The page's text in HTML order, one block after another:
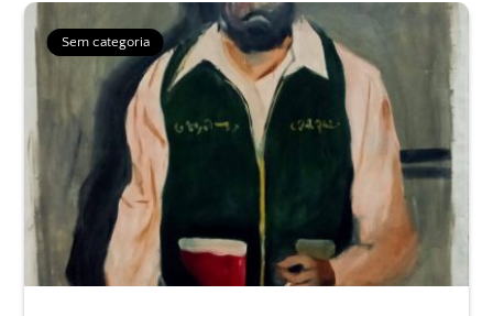
Sem categoria